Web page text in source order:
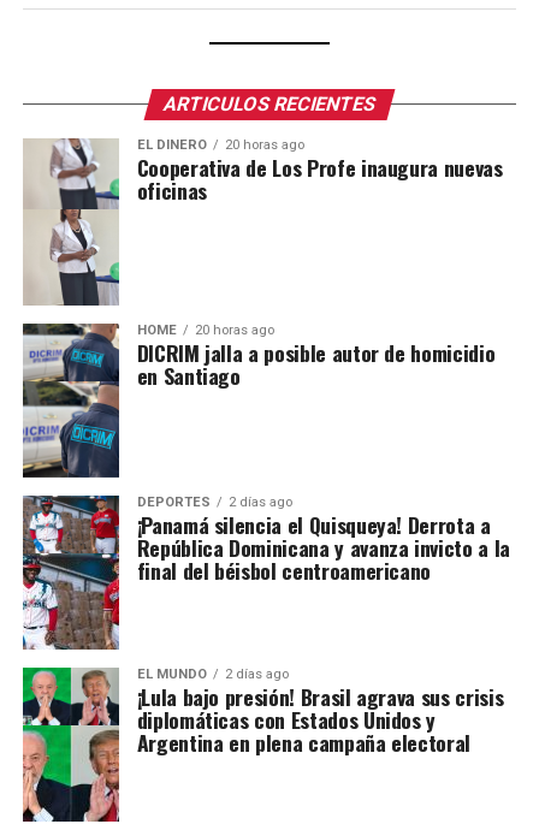
ARTICULOS RECIENTES
EL DINERO 20 horas ago
Cooperativa de Los Profe inaugura nuevas
oficinas
HOME 20 horas ago
DICRIM jalla a posible autor de homicidio
en Santiago
DEPORTES 2 días ago
¡Panamá silencia el Quisqueya! Derrota a
República Dominicana y avanza invicto a la
final del béisbol centroamericano
EL MUNDO 2 días ago
¡Lula bajo presión! Brasil agrava sus crisis
diplomáticas con Estados Unidos y
Argentina en plena campaña electoral